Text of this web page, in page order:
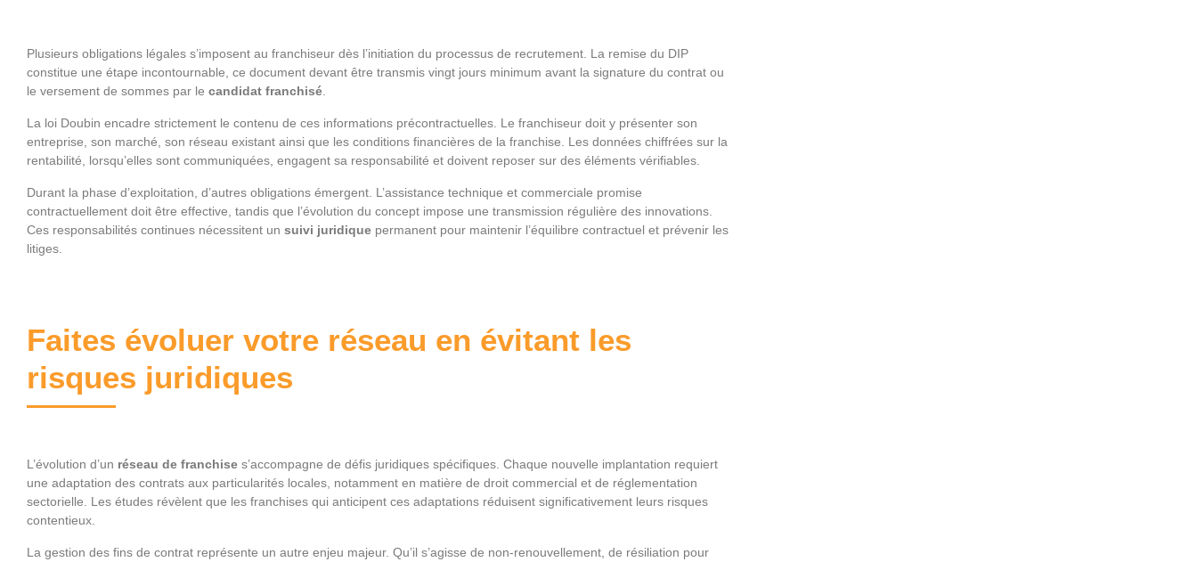
Plusieurs obligations légales s’imposent au franchiseur dès l’initiation du processus de recrutement. La remise du DIP
constitue une étape incontournable, ce document devant être transmis vingt jours minimum avant la signature du contrat ou
le versement de sommes par le candidat franchisé
La loi Doubin encadre strictement le contenu de ces informations précontractuelles. Le franchiseur doit y présenter son
entreprise, son marché, son réseau existant ainsi que les conditions financières de la franchise. Les données chiffrées sur la
rentabilité, lorsqu’elles sont communiquées, engagent sa responsabilité et doivent reposer sur des éléments vérifiables.
Durant la phase d’exploitation, d’autres obligations émergent. L’assistance technique et commerciale promise
contractuellement doit être effective, tandis que l’évolution du concept impose une transmission régulière des innovations.
Ces responsabilités continues nécessitent un suivi juridique permanent pour maintenir l’équilibre contractuel et prévenir les
litiges.
Faites évoluer votre réseau en évitant les
risques juridiques
L’évolution d’un réseau de franchise s’accompagne de défis juridiques spécifiques. Chaque nouvelle implantation requiert
une adaptation des contrats aux particularités locales, notamment en matière de droit commercial et de réglementation
sectorielle. Les études révèlent que les franchises qui anticipent ces adaptations réduisent significativement leurs risques
contentieux.
La gestion des fins de contrat représente un autre enjeu majeur. Qu’il s’agisse de non-renouvellement, de résiliation pour